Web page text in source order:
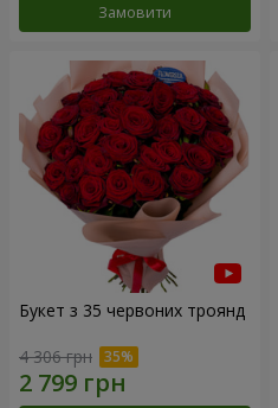
Замовити
Букет з 35 червоних троянд
4 306 грн